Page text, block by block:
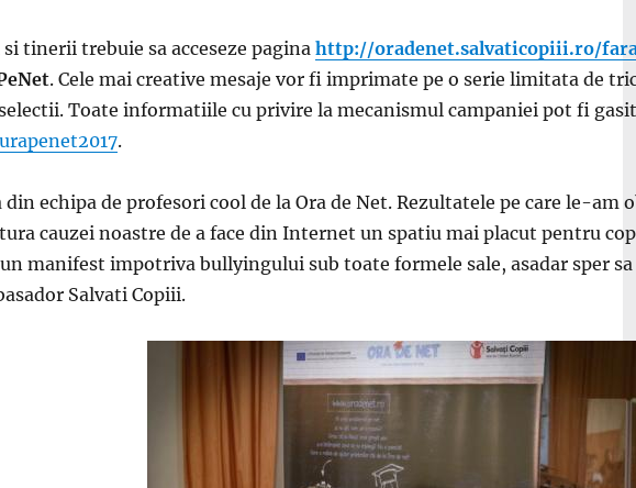
tinerii trebuie sa acceseze pagina http://oradenet.salvaticopiii.ro/
. Cele mai creative mesaje vor fi imprimate pe o serie limitata de
Toate informatiile cu privire la mecanismul campaniei pot fi
.
din echipa de profesori cool de la Ora de Net. Rezultatele pe care le-
cauzei noastre de a face din Internet un spatiu mai placut pentru
manifest impotriva bullyingului sub toate formele sale, asadar sper
Salvati Copiii.